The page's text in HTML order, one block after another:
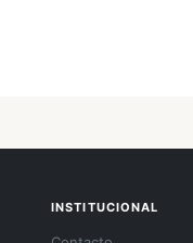
INSTITUCIONAL